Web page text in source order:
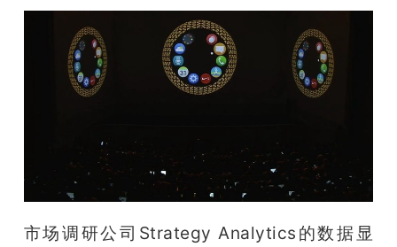
市场调研公司Strategy Analytics的数据显